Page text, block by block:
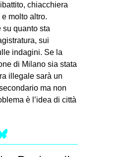
SPAZI
POPOLARE
ALL’ABITARE
GENERI
chiacchiera
molto altro.
su quanto sta
sui
indagini. Se la
di Milano sia stata
illegale sarà un
ma non
è l’idea di città